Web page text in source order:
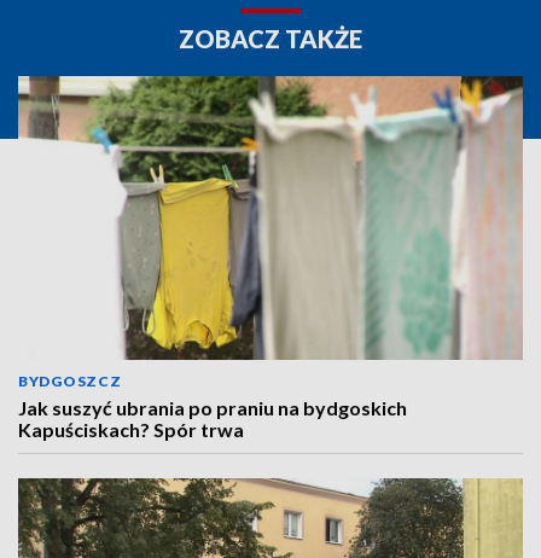
ZOBACZ TAKŻE
BYDGOSZCZ
Jak suszyć ubrania po praniu na bydgoskich
Kapuściskach? Spór trwa